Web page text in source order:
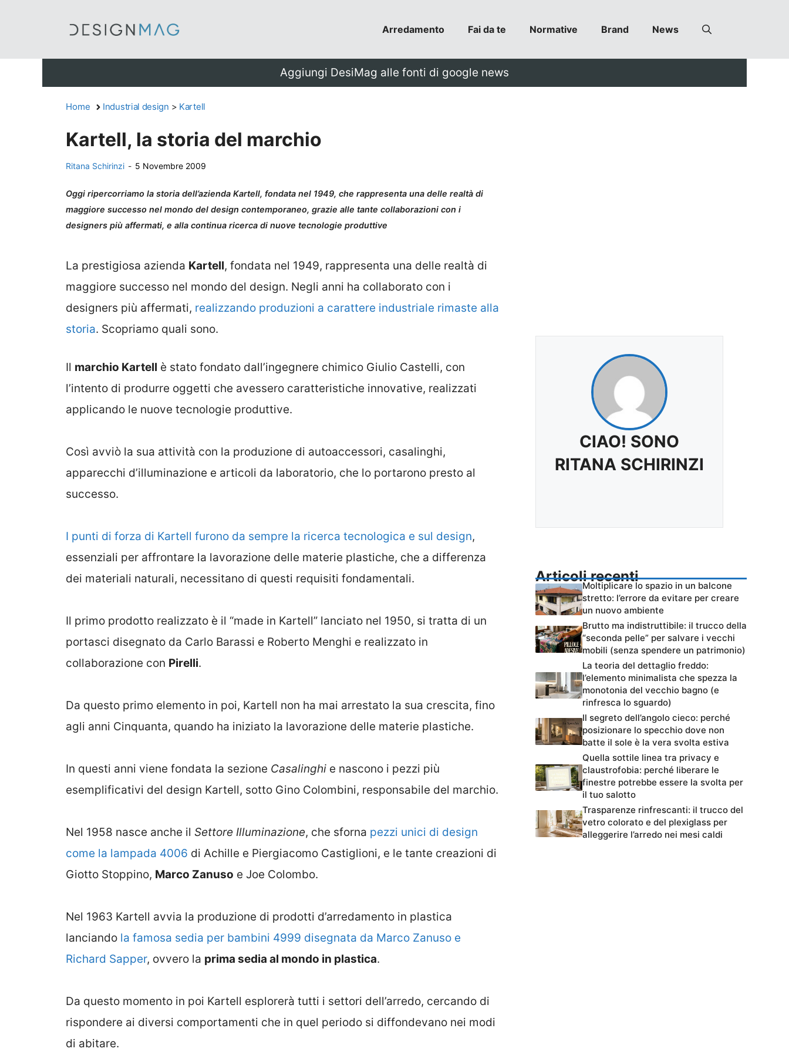
Arredamento Fai da te Normative Brand News
Aggiungi DesiMag alle fonti di google news
Home Industrial design > Kartell
Kartell, la storia del marchio
Ritana Schirinzi - 5 Novembre 2009
Oggi ripercorriamo la storia dell’azienda Kartell, fondata nel 1949, che rappresenta una delle realtà di
maggiore successo nel mondo del design contemporaneo, grazie alle tante collaborazioni con i
designers più affermati, e alla continua ricerca di nuove tecnologie produttive
La prestigiosa azienda Kartell, fondata nel 1949, rappresenta una delle realtà di
maggiore successo nel mondo del design. Negli anni ha collaborato con i
designers più affermati, realizzando produzioni a carattere industriale rimaste alla
storia. Scopriamo quali sono.
Il marchio Kartell è stato fondato dall’ingegnere chimico Giulio Castelli, con
l’intento di produrre oggetti che avessero caratteristiche innovative, realizzati
applicando le nuove tecnologie produttive.
Così avviò la sua attività con la produzione di autoaccessori, casalinghi,
apparecchi d’illuminazione e articoli da laboratorio, che lo portarono presto al
successo.
I punti di forza di Kartell furono da sempre la ricerca tecnologica e sul design,
essenziali per affrontare la lavorazione delle materie plastiche, che a differenza
dei materiali naturali, necessitano di questi requisiti fondamentali.
Il primo prodotto realizzato è il “made in Kartell” lanciato nel 1950, si tratta di un
portasci disegnato da Carlo Barassi e Roberto Menghi e realizzato in
collaborazione con Pirelli.
Da questo primo elemento in poi, Kartell non ha mai arrestato la sua crescita, fino
agli anni Cinquanta, quando ha iniziato la lavorazione delle materie plastiche.
In questi anni viene fondata la sezione Casalinghi e nascono i pezzi più
esemplificativi del design Kartell, sotto Gino Colombini, responsabile del marchio.
Nel 1958 nasce anche il Settore Illuminazione, che sforna pezzi unici di design
come la lampada 4006 di Achille e Piergiacomo Castiglioni, e le tante creazioni di
Giotto Stoppino, Marco Zanuso e Joe Colombo.
Nel 1963 Kartell avvia la produzione di prodotti d’arredamento in plastica
lanciando la famosa sedia per bambini 4999 disegnata da Marco Zanuso e
Richard Sapper, ovvero la prima sedia al mondo in plastica.
Da questo momento in poi Kartell esplorerà tutti i settori dell’arredo, cercando di
rispondere ai diversi comportamenti che in quel periodo si diffondevano nei modi
di abitare.
CIAO! SONO
RITANA SCHIRINZI
Articoli recenti
Moltiplicare lo spazio in un balcone
stretto: l’errore da evitare per creare
un nuovo ambiente
Brutto ma indistruttibile: il trucco della
“seconda pelle” per salvare i vecchi
mobili (senza spendere un patrimonio)
La teoria del dettaglio freddo:
l’elemento minimalista che spezza la
monotonia del vecchio bagno (e
rinfresca lo sguardo)
Il segreto dell’angolo cieco: perché
posizionare lo specchio dove non
batte il sole è la vera svolta estiva
Quella sottile linea tra privacy e
claustrofobia: perché liberare le
finestre potrebbe essere la svolta per
il tuo salotto
Trasparenze rinfrescanti: il trucco del
vetro colorato e del plexiglass per
alleggerire l’arredo nei mesi caldi